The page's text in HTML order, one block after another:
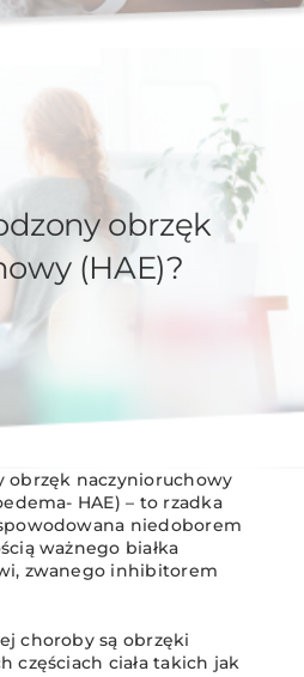
obrzęk
(HAE)?
obrzęk naczynioruchowy
HAE) – to rzadka
niedoborem
ważnego białka
zwanego inhibitorem
choroby są obrzęki
częściach ciała takich jak